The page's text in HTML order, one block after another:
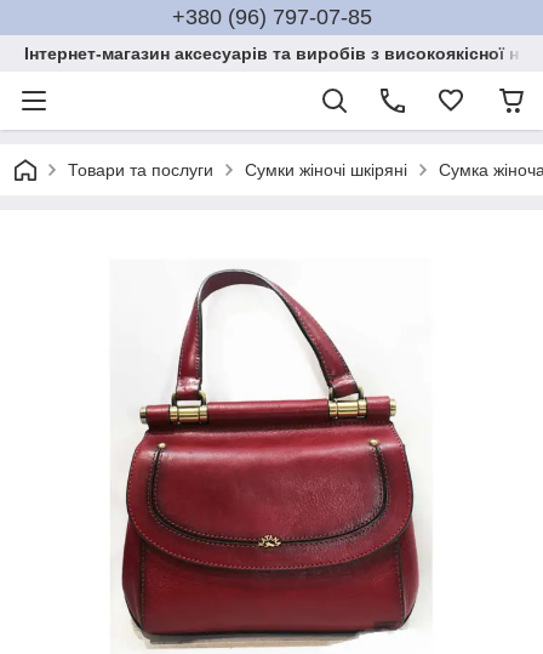
+380 (96) 797-07-85
Інтернет-магазин аксесуарів та виробів з високоякісної
Товари та послуги Сумки жіночі шкіряні Сумка